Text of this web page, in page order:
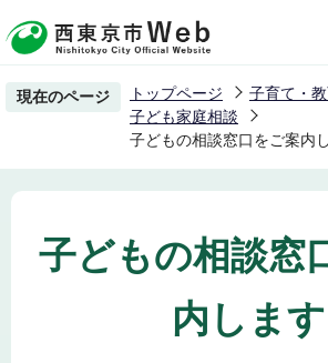
の
ー
の
先
現在のページ トップページ
子育て・
子ども家庭相談
子どもの相談窓口をご案内
子どもの相談窓
内します